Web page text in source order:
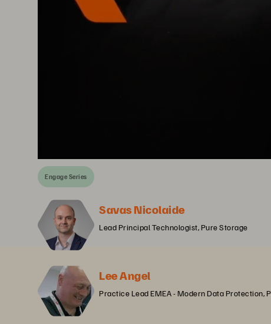
Engage Series
Savas Nicolaide
Lead Principal Technologist, Pure Storage
Lee Angel
Practice Lead EMEA - Modern Data Protection,